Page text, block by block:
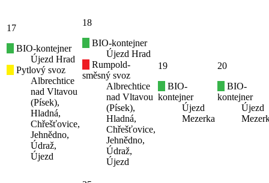
17
BIO-kontejner
Újezd Hrad
Pytlový svoz
Albrechtice
nad Vltavou
(Písek),
Hladná,
Chřešťovice,
Jehnědno,
Údraž,
Újezd
18
BIO-kontejner
Újezd Hrad
Rumpold-
směsný svoz
Albrechtice
nad Vltavou
(Písek),
Hladná,
Chřešťovice,
Jehnědno,
Údraž,
Újezd
19
BIO-
kontejner
Újezd
Mezerka
20
BIO-
kontejner
Újezd